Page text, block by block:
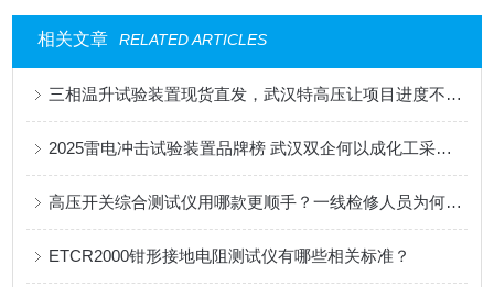
相关文章 RELATED ARTICLES
三相温升试验装置现货直发，武汉特高压让项目进度不再卡壳！
2025雷电冲击试验装置品牌榜 武汉双企何以成化工采购优选
高压开关综合测试仪用哪款更顺手？一线检修人员为何频频推荐武汉特高压？
ETCR2000钳形接地电阻测试仪有哪些相关标准？